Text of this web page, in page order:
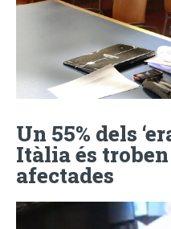
Un 55% dels
Itàlia és
afectades